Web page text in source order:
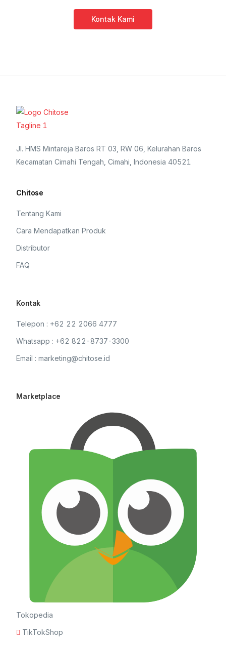
Kontak Kami
Jl. HMS Mintareja Baros RT 03, RW 06, Kelurahan Baros
Kecamatan Cimahi Tengah, Cimahi, Indonesia 40521
Chitose
Tentang Kami
Cara Mendapatkan Produk
Distributor
FAQ
Kontak
Telepon : +62 22 2066 4777
Whatsapp : +62 822-8737-3300
Email : marketing@chitose.id
Marketplace
Tokopedia
TikTokShop